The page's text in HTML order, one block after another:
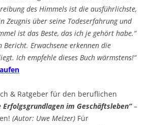
des Himmels ist die ausführlichste,
Zeugnis über seine Todeserfahrung und
ist das Beste, das ich je gehört habe.“
Bericht. Erwachsene erkennen die
Ich empfehle dieses Buch wärmstens!“
& Ratgeber für den beruflichen
Erfolgsgrundlagen im Geschäftsleben“–
(Autor: Uwe Melzer) Für